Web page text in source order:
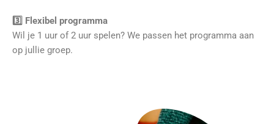
3️⃣ Flexibel programma
Wil je 1 uur of 2 uur spelen? We passen het programma aan
op jullie groep.